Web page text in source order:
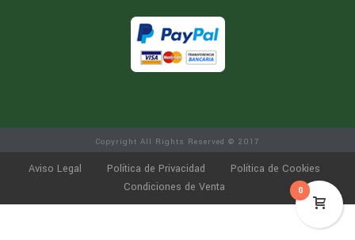
Copyright All Rights Reserved © 2017
0
Aviso Legal Política de Privacidad
Política de Cookies
Condiciones de Venta